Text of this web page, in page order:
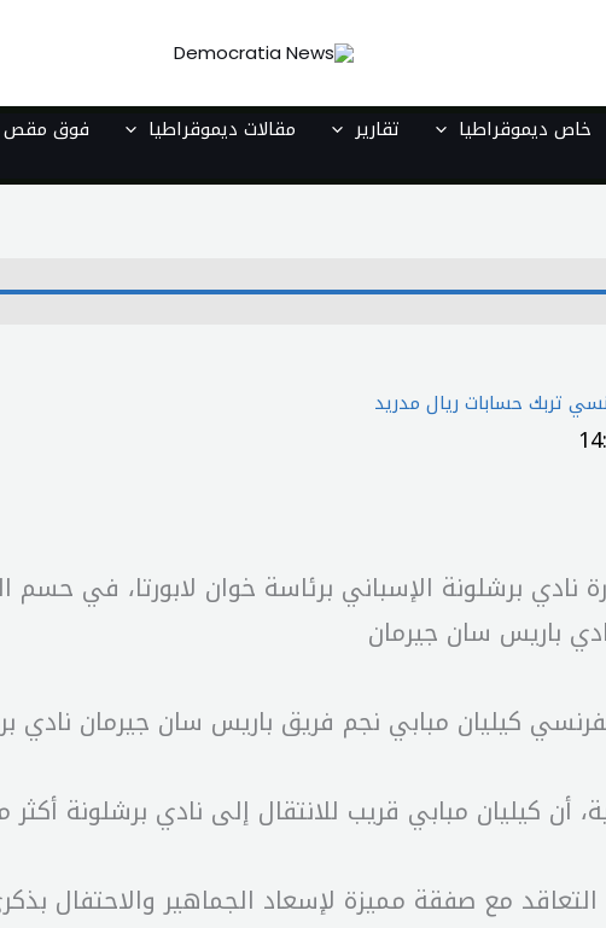
خاص ديموقراطيا تقارير مقالات ديموقراطيا فوق مقص
تربك حسابات ريال مدريد
نادي برشلونة الإسباني برئاسة خوان لابورتا، في
باريس سان جيرمان
كيليان مبابي نجم فريق باريس سان جيرمان نادي
أن كيليان مبابي قريب للانتقال إلى نادي برشلونة
صفقة مميزة لإسعاد الجماهير والاحتفال بذكرى مرور 125 عاما على